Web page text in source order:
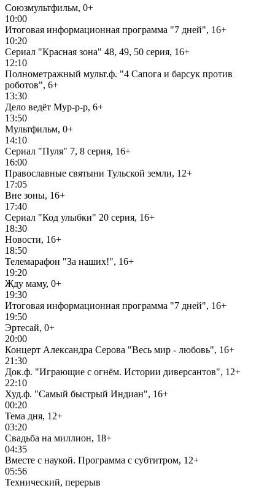
Союзмультфильм, 0+
10:00
Итоговая информационная программа "7 дней", 16+
10:20
Сериал "Красная зона" 48, 49, 50 серия, 16+
12:10
Полнометражный мульт.ф. "4 Сапога и барсук против
роботов", 6+
13:30
Дело ведёт Мур-р-р, 6+
13:50
Мультфильм, 0+
14:10
Сериал "Пуля" 7, 8 серия, 16+
16:00
Православные святыни Тульской земли, 12+
17:05
Вне зоны, 16+
17:40
Сериал "Код улыбки" 20 серия, 16+
18:30
Новости, 16+
18:50
Телемарафон "За наших!", 16+
19:20
Жду маму, 0+
19:30
Итоговая информационная программа "7 дней", 16+
19:50
Эртесай, 0+
20:00
Концерт Александра Серова "Весь мир - любовь", 16+
21:30
Док.ф. "Играющие с огнём. Истории диверсантов", 12+
22:10
Худ.ф. "Самый быстрый Индиан", 16+
00:20
Тема дня, 12+
03:20
Свадьба на миллион, 18+
04:35
Вместе с наукой. Программа с субтитром, 12+
05:56
Технический, перерыв